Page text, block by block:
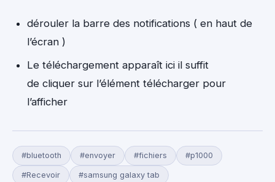
dérouler la barre des notifications ( en haut de
l’écran )
Le téléchargement apparaît ici il suffit
de cliquer sur l’élément télécharger pour
l’afficher
#bluetooth #envoyer #fichiers #p1000
#Recevoir #samsung galaxy tab